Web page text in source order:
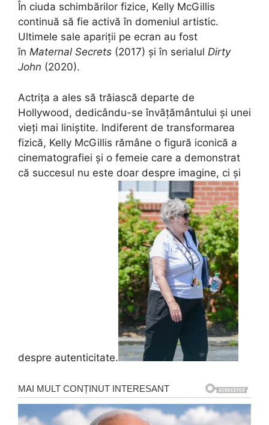
În ciuda schimbărilor fizice, Kelly McGillis
continuă să fie activă în domeniul artistic.
Ultimele sale apariții pe ecran au fost
în Maternal Secrets (2017) și în serialul Dirty
John (2020).
Actrița a ales să trăiască departe de
Hollywood, dedicându-se învățământului și unei
vieți mai liniștite. Indiferent de transformarea
fizică, Kelly McGillis rămâne o figură iconică a
cinematografiei și o femeie care a demonstrat
că succesul nu este doar despre imagine, ci și
despre autenticitate.